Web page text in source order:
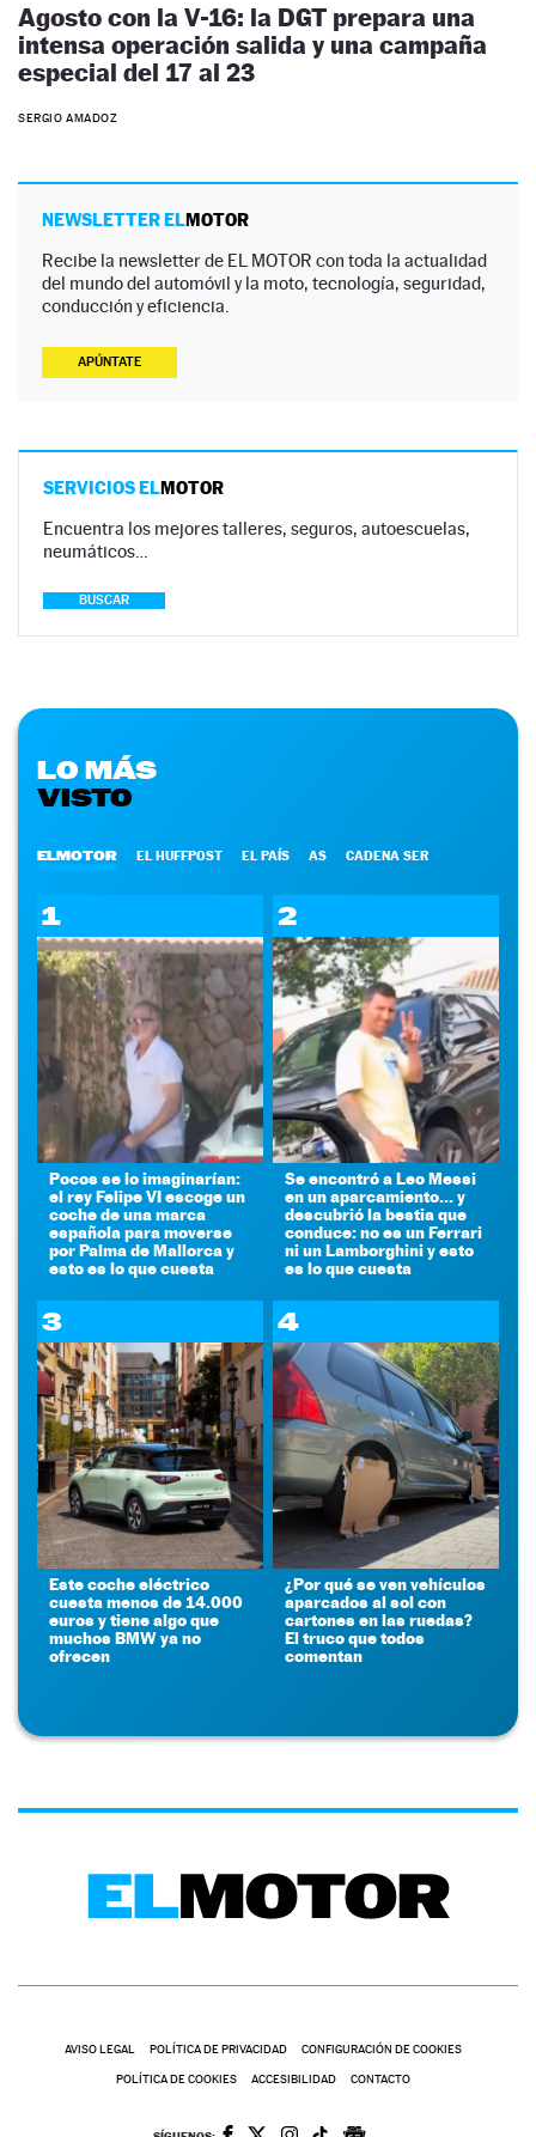
Agosto con la V-16: la DGT prepara una
intensa operación salida y una campaña
especial del 17 al 23
SERGIO AMADOZ
NEWSLETTER ELMOTOR
Recibe la newsletter de EL MOTOR con toda la actualidad
del mundo del automóvil y la moto, tecnología, seguridad,
conducción y eficiencia.
APÚNTATE
SERVICIOS ELMOTOR
Encuentra los mejores talleres, seguros, autoescuelas,
neumáticos…
BUSCAR
LO MÁS
VISTO
ELMOTOR EL HUFFPOST EL PAÍS AS CADENA SER
1
Pocos se lo imaginarían:
el rey Felipe VI escoge un
coche de una marca
española para moverse
por Palma de Mallorca y
esto es lo que cuesta
2
Se encontró a Leo Messi
en un aparcamiento... y
descubrió la bestia que
conduce: no es un Ferrari
ni un Lamborghini y esto
es lo que cuesta
3
Este coche eléctrico
cuesta menos de 14.000
euros y tiene algo que
muchos BMW ya no
ofrecen
4
¿Por qué se ven vehículos
aparcados al sol con
cartones en las ruedas?
El truco que todos
comentan
AVISO LEGAL POLÍTICA DE PRIVACIDAD CONFIGURACIÓN DE COOKIES
POLÍTICA DE COOKIES ACCESIBILIDAD CONTACTO